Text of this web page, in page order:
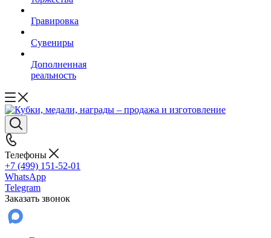
Гравировка
Сувениры
Дополненная
реальность
Телефоны
+7 (499) 151-52-01
WhatsApp
Telegram
Заказать звонок